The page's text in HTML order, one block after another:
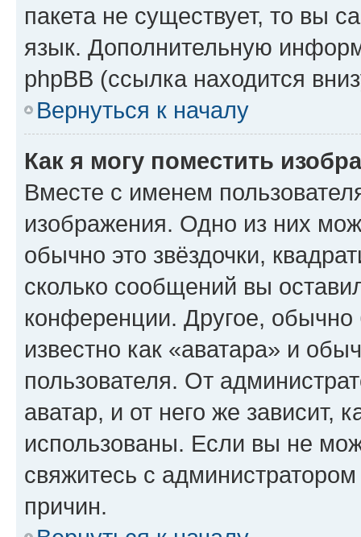
пакета не существует, то вы
язык. Дополнительную
phpBB (ссылка находится
Вернуться к началу
Как я могу поместить
Вместе с именем
изображения. Одно из них
обычно это звёздочки,
сколько сообщений вы
конференции. Другое,
известно как «аватара» и
пользователя. От
аватар, и от него же зависит,
использованы. Если вы не
свяжитесь с
причин.